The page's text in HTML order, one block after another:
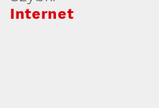
Internet